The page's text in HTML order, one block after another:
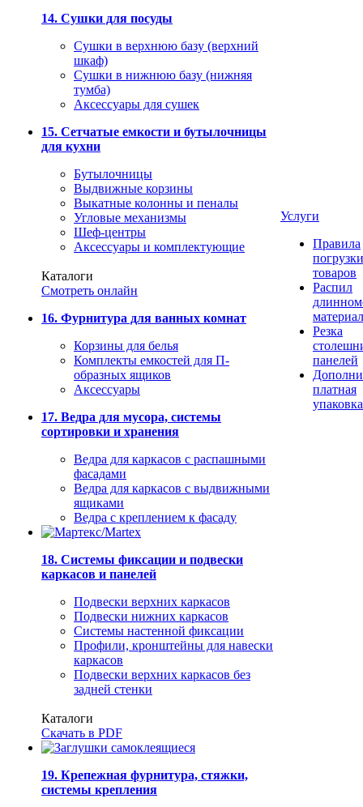
14. Сушки для посуды
Сушки в верхнюю базу (верхний
шкаф)
Сушки в нижнюю базу (нижняя
тумба)
Аксессуары для сушек
15. Сетчатые емкости и бутылочницы
для кухни
Бутылочницы
Выдвижные корзины
Выкатные колонны и пеналы
Угловые механизмы
Шеф-центры
Аксессуары и комплектующие
Каталоги
Смотреть онлайн
16. Фурнитура для ванных комнат
Корзины для белья
Комплекты емкостей для П-
образных ящиков
Аксессуары
17. Ведра для мусора, системы
сортировки и хранения
Ведра для каркасов с распашными
фасадами
Ведра для каркасов с выдвижными
ящиками
Ведра с креплением к фасаду
18. Системы фиксации и подвески
каркасов и панелей
Подвески верхних каркасов
Подвески нижних каркасов
Системы настенной фиксации
Профили, кронштейны для навески
каркасов
Подвески верхних каркасов без
задней стенки
Каталоги
Скачать в PDF
19. Крепежная фурнитура, стяжки,
системы крепления
Услуги
Правила
погрузки
товаров
Распил
Резка
панелей
платная
упаковка